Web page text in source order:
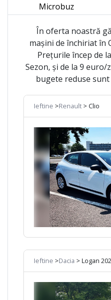
Microbuz
În oferta noastră
mașini de închiriat în
Prețurile încep de
Sezon, și de la 9 euro/
bugete reduse
Ieftine >Renault > Clio
Ieftine >Dacia > Logan